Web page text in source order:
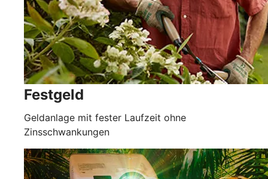
Festgeld
Geldanlage mit fester Laufzeit ohne
Zinsschwankungen